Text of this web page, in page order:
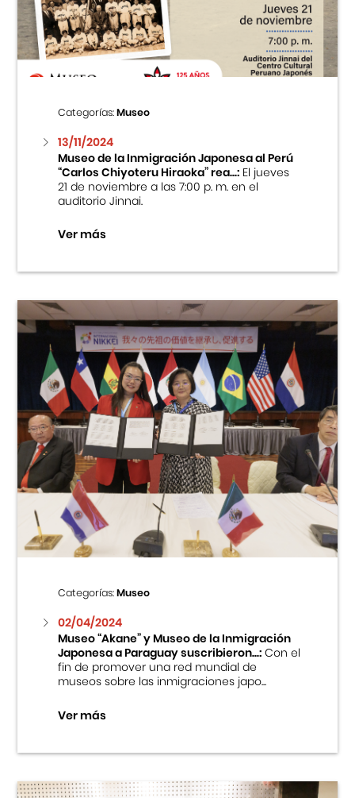
Centro Cultural Peruano Japonés
Cursos
Museo de la Inmigración Japonesa
Fondo Editorial
Teatro Peruano Japonés
Categorías:Museo
13/11/2024
Museo de la Inmigración Japonesa al Perú
“Carlos Chiyoteru Hiraoka” rea...:El jueves
21 de noviembre a las 7:00 p. m. en el
auditorio Jinnai.
Ver más
Categorías:Museo
02/04/2024
Museo “Akane” y Museo de la Inmigración
Japonesa a Paraguay suscribieron...:Con el
fin de promover una red mundial de
museos sobre las inmigraciones japo...
Ver más